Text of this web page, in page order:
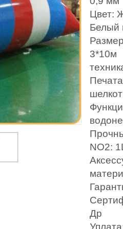
Цвет:
Белый
3*10м
NO2:
Др